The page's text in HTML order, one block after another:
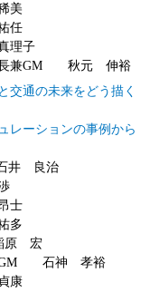
美
任
理子
長兼GM 秋元 伸裕
交通の未来をどう描く
レーションの事例から
井 良治
士
多
原 宏
GM 石神 孝裕
康